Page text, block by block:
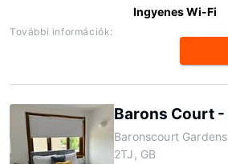
Ingyenes Wi-Fi
További információk:
Barons Court -
Baronscourt
2TJ, GB